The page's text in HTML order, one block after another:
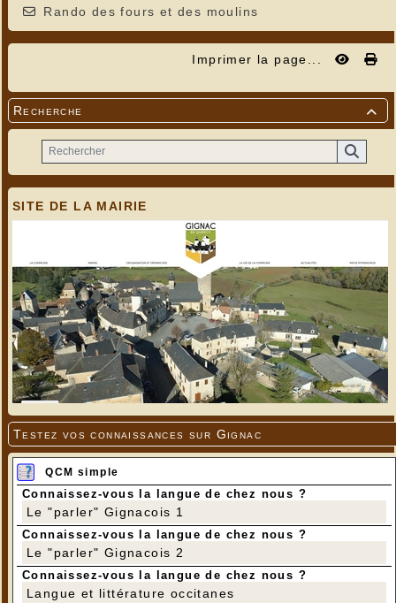
Rando des fours et des moulins
Imprimer la page...

Recherche
SITE DE LA MAIRIE
Testez vos connaissances sur Gignac
QCM simple
Connaissez-vous la langue de chez nous ?
Le "parler" Gignacois 1
Connaissez-vous la langue de chez nous ?
Le "parler" Gignacois 2
Connaissez-vous la langue de chez nous ?
Langue et littérature occitanes